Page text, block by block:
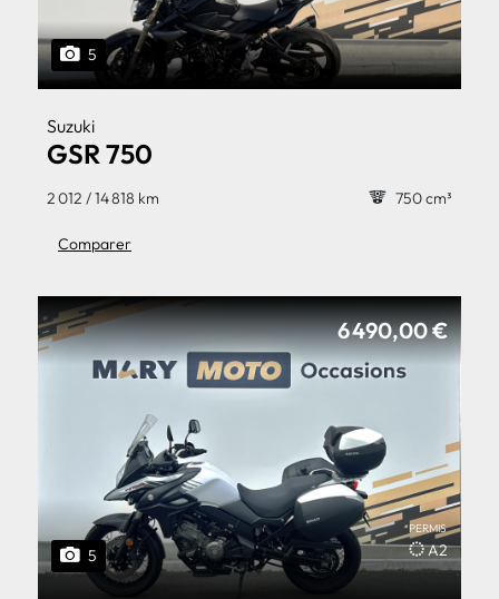
5
Suzuki
GSR 750
2 012 / 14 818 km 750 cm³
Comparer
6 490,00 €
5
PERMIS
A2